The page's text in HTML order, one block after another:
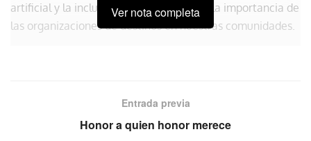
artificial y la inclusión social, mostrando la importancia de
las organizaciones de destinos en nuestras comunidades.
Ver nota completa
Entrada previa
Honor a quien honor merece